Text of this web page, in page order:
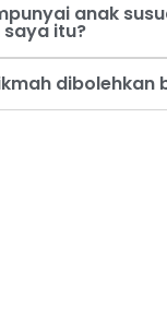
anak
saya itu?